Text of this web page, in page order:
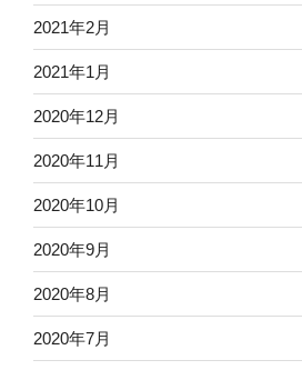
2021年2月
2021年1月
2020年12月
2020年11月
2020年10月
2020年9月
2020年8月
2020年7月